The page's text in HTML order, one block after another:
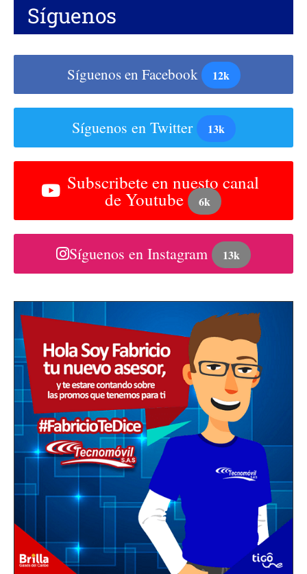
Síguenos
Síguenos en Facebook 12k
Síguenos en Twitter 13k
Subscribete en nuesto canal
de Youtube 6k
Síguenos en Instagram 13k